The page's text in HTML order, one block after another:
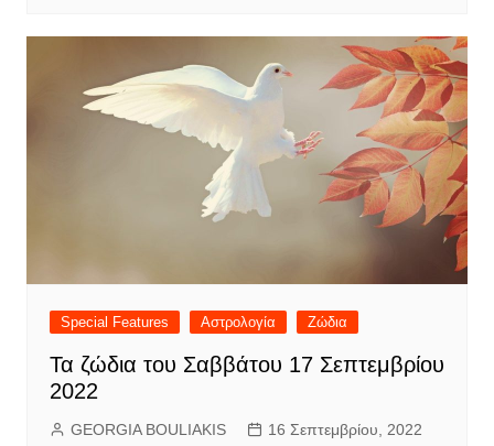
Special Features Αστρολογία Ζώδια
Τα ζώδια του Σαββάτου 17 Σεπτεμβρίου
2022
GEORGIA BOULIAKIS
16 Σεπτεμβρίου, 2022